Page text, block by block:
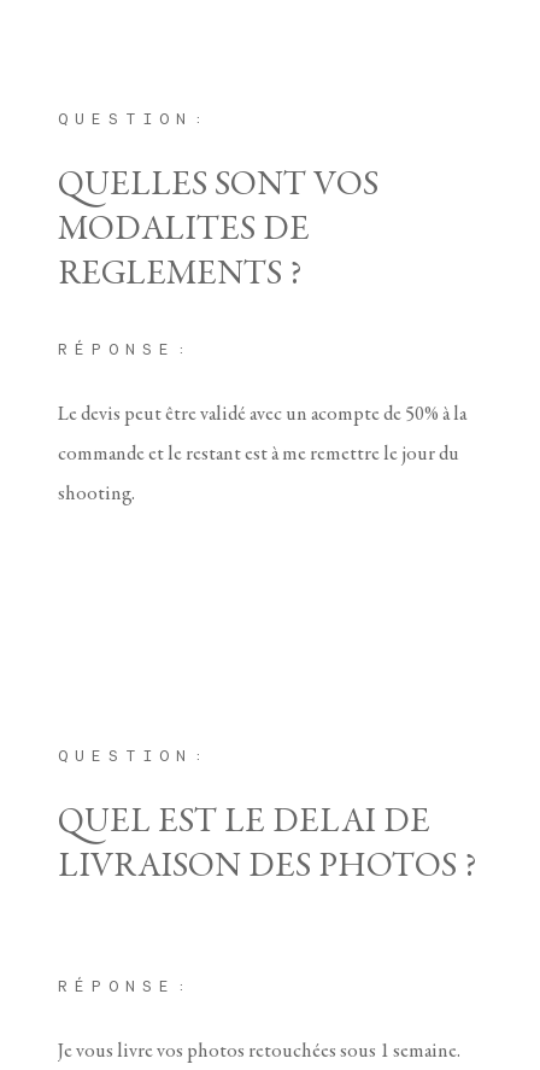
RÉPONSE:
QUESTION:
Le devis peut être validé avec un acompte de 50% à la
commande et le restant est à me remettre le jour du
shooting.
QUELLES SONT VOS
MODALITES DE
REGLEMENTS ?
RÉPONSE:
QUESTION:
Je vous livre vos photos retouchées sous 1 semaine.
QUEL EST LE DELAI DE
LIVRAISON DES PHOTOS ?